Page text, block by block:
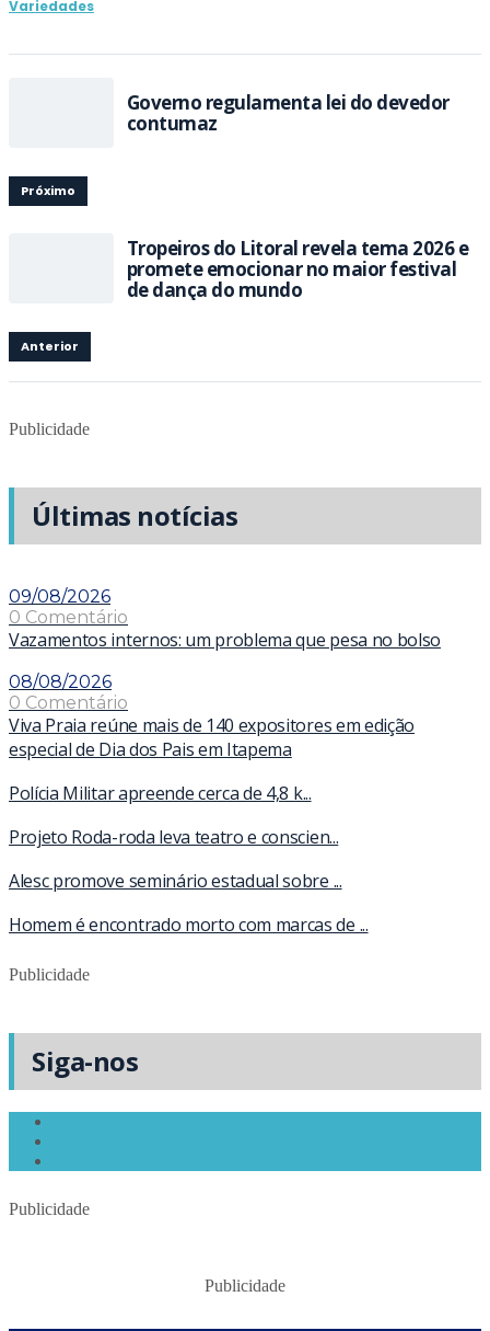
Variedades
Governo regulamenta lei do devedor
contumaz
Próximo
Tropeiros do Litoral revela tema 2026 e
promete emocionar no maior festival
de dança do mundo
Anterior
Publicidade
Últimas notícias
09/08/2026
0 Comentário
Vazamentos internos: um problema que pesa no bolso
08/08/2026
0 Comentário
Viva Praia reúne mais de 140 expositores em edição
especial de Dia dos Pais em Itapema
Polícia Militar apreende cerca de 4,8 k...
Projeto Roda-roda leva teatro e conscien...
Alesc promove seminário estadual sobre ...
Homem é encontrado morto com marcas de ...
Publicidade
Siga-nos
Publicidade
Publicidade